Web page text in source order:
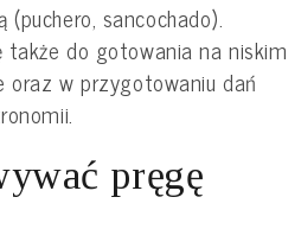
(puchero, sancochado).
także do gotowania na niskim
oraz w przygotowaniu dań
pręgę